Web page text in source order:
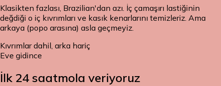
Klasikten fazlası, Brazilian'dan azı. İç çamaşırı lastiğinin
değdiği o iç kıvrımları ve kasık kenarlarını temizleriz. Ama
arkaya (popo arasına) asla geçmeyiz.
Kıvrımlar dahil, arka hariç
Eve gidince
İlk 24 saatmola veriyoruz